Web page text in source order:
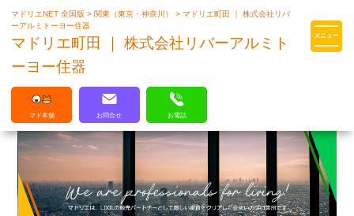
マドリエはLIXILの厳しい基準を
マドリエNET 全国版> 関東（東京・神奈川）>マドリエ町田 ｜ 株式会社リバ
ーアルミトーヨー住器
マドリエ町田 ｜ 株式会社リバーアルミト
ーヨー住器
マド本舗 お問合せ お電話